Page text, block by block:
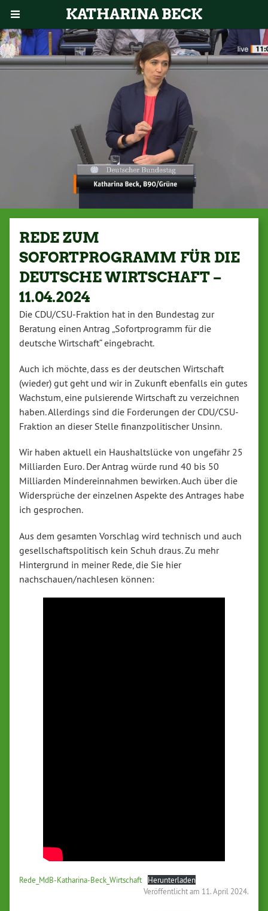
KATHARINA BECK
REDE ZUM
SOFORTPROGRAMM FÜR DIE
DEUTSCHE WIRTSCHAFT –
11.04.2024
Die CDU/CSU-Fraktion hat in den Bundestag zur
Beratung einen Antrag „Sofortprogramm für die
deutsche Wirtschaft“ eingebracht.
Auch ich möchte, dass es der deutschen Wirtschaft
(wieder) gut geht und wir in Zukunft ebenfalls ein gutes
Wachstum, eine pulsierende Wirtschaft zu verzeichnen
haben. Allerdings sind die Forderungen der CDU/CSU-
Fraktion an dieser Stelle finanzpolitischer Unsinn.
Wir haben aktuell ein Haushaltslücke von ungefähr 25
Milliarden Euro. Der Antrag würde rund 40 bis 50
Milliarden Mindereinnahmen bewirken. Auch über die
Widersprüche der einzelnen Aspekte des Antrages habe
ich gesprochen.
Aus dem gesamten Vorschlag wird technisch und auch
gesellschaftspolitisch kein Schuh draus. Zu mehr
Hintergrund in meiner Rede, die Sie hier
nachschauen/nachlesen können:
Rede_MdB-Katharina-Beck_Wirtschaft
Herunterladen
Veröffentlicht am 11. April 2024.